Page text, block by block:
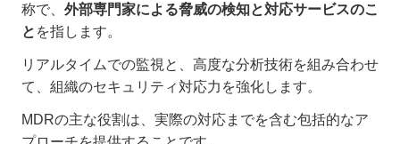
称で、 外部専門家による脅威の検知と対応サービスのこ
と を指します。
リアルタイムでの監視と、高度な分析技術を組み合わせ
て、組織のセキュリティ対応力を強化します。
MDRの主な役割は、実際の対応までを含む包括的なア